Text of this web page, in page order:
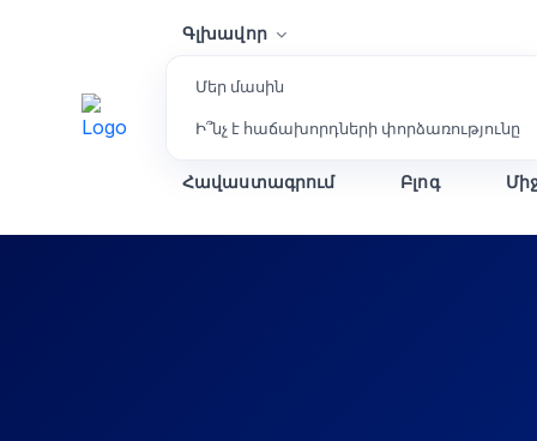
Գլխավոր
Մեր մասին
Ի՞նչ է հաճախորդների փորձառությունը
Հավաստագրում Բլոգ